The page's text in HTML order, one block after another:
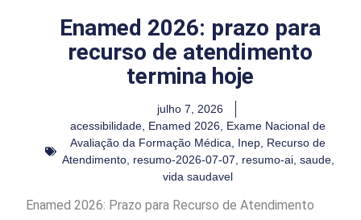
Enamed 2026: prazo para
recurso de atendimento
termina hoje
julho 7, 2026
acessibilidade, Enamed 2026, Exame Nacional de
Avaliação da Formação Médica, Inep, Recurso de
Atendimento, resumo-2026-07-07, resumo-ai, saude,
vida saudavel
Enamed 2026: Prazo para Recurso de Atendimento